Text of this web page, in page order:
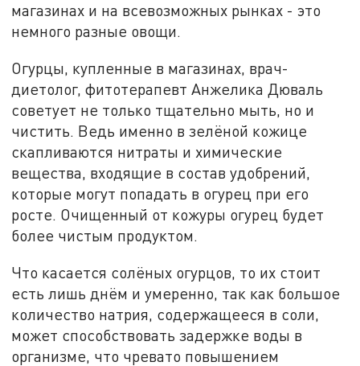
магазинах и на всевозможных рынках - это
немного разные овощи.
Огурцы, купленные в магазинах, врач-
диетолог, фитотерапевт Анжелика Дюваль
советует не только тщательно мыть, но и
чистить. Ведь именно в зелёной кожице
скапливаются нитраты и химические
вещества, входящие в состав удобрений,
которые могут попадать в огурец при его
росте. Очищенный от кожуры огурец будет
более чистым продуктом.
Что касается солёных огурцов, то их стоит
есть лишь днём и умеренно, так как большое
количество натрия, содержащееся в соли,
может способствовать задержке воды в
организме, что чревато повышением